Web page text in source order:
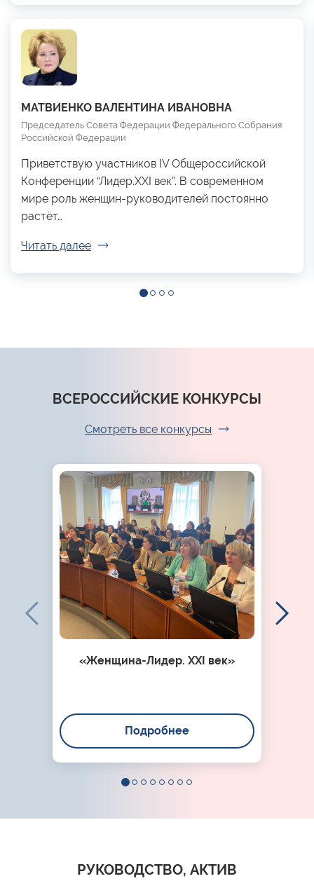
МАТВИЕНКО ВАЛЕНТИНА ИВАНОВНА
Председатель Совета Федерации Федерального Собрания
Российской Федерации
Приветствую участников IV Общероссийской
Конференции “Лидер.XXI век”. В современном
мире роль женщин-руководителей постоянно
растёт…
Читать далее
ВСЕРОССИЙСКИЕ КОНКУРСЫ
Смотреть все конкурсы
«Женщина-Лидер. XXI век»
Подробнее
РУКОВОДСТВО, АКТИВ